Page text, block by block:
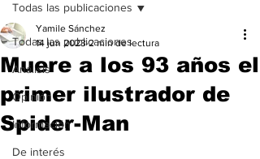
Todas las publicaciones
Análisis
Opinión
Información
De interés
Todas las publicaciones
Muere a los 93 años el
primer ilustrador de
Spider-Man
Yamile Sánchez
14 jun 2023 2 min de lectura